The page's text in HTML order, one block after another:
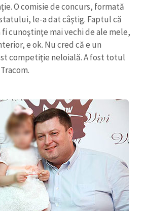
O comisie de concurs, formată
le-a dat câştig. Faptul că
cunoştinţe mai vechi de ale mele,
e ok. Nu cred că e un
competiţie neloială. A fost totul